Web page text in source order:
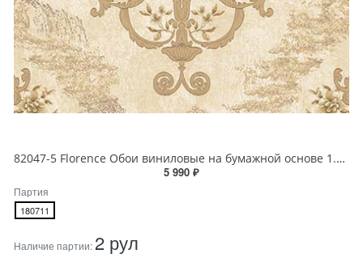
82047-5 Florence Обои виниловые на бумажной основе 1.06*15.6
5 990 ₽
Партия
180711
Наличие партии:2 рул